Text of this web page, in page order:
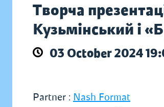
Творча
Кузьмінський і
03 October 2024
Partner : Nash Format